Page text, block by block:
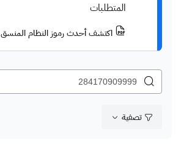
المتطلبات
اكتشف أحدث رموز النظام المنسق
تصفية